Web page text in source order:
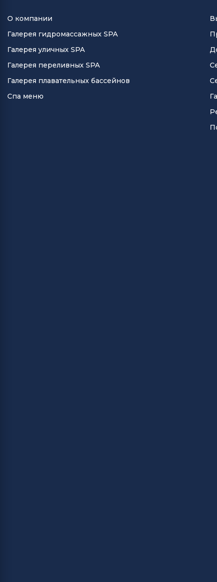
О компании
Галерея гидромассажных SPA
Галерея уличных SPA
Галерея переливных SPA
Галерея плавательных бассейнов
Спа меню